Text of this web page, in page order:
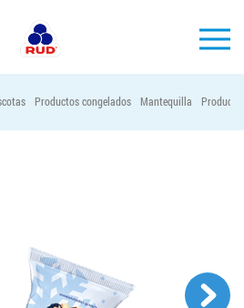
Contactos
Vacantes
Productos congelados Mantequilla